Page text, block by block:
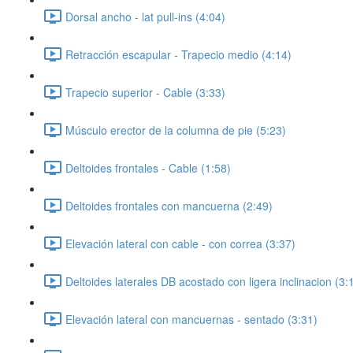
Dorsal ancho - lat pull-ins (4:04)
Retracción escapular - Trapecio medio (4:14)
Trapecio superior - Cable (3:33)
Músculo erector de la columna de pie (5:23)
Deltoides frontales - Cable (1:58)
Deltoides frontales con mancuerna (2:49)
Elevación lateral con cable - con correa (3:37)
Deltoides laterales DB acostado con ligera inclinacion
Elevación lateral con mancuernas - sentado (3:31)